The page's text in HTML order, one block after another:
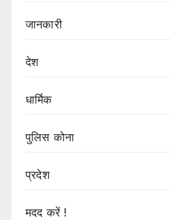
जानकारी
देश
धार्मिक
पुलिस कोना
प्रदेश
मदद करें !